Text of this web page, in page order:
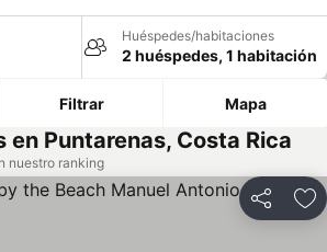
Huéspedes/habitaciones
2 huéspedes, 1 habitación
Filtrar Mapa
en Puntarenas, Costa Rica
nuestro ranking
Compartir